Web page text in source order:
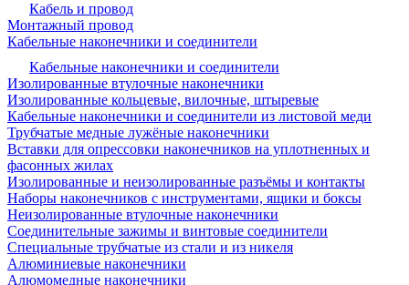
Кабель и провод
Монтажный провод
Кабельные наконечники и соединители
Кабельные наконечники и соединители
Изолированные втулочные наконечники
Изолированные кольцевые, вилочные, штыревые
Кабельные наконечники и соединители из листовой меди
Трубчатые медные лужёные наконечники
Вставки для опрессовки наконечников на уплотненных и
фасонных жилах
Изолированные и неизолированные разъёмы и контакты
Наборы наконечников с инструментами, ящики и боксы
Неизолированные втулочные наконечники
Соединительные зажимы и винтовые соединители
Специальные трубчатые из стали и из никеля
Алюминиевые наконечники
Алюмомедные наконечники